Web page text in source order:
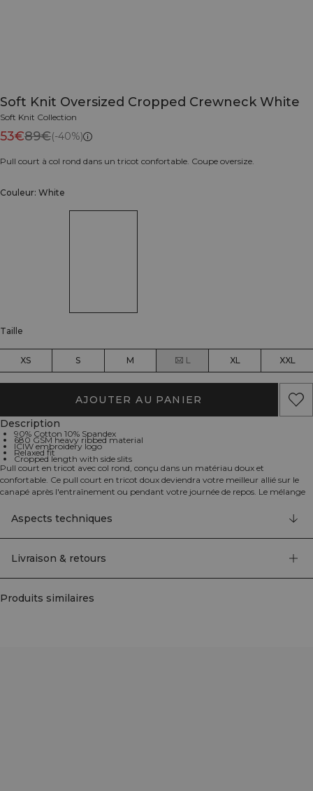
Soft Knit Oversized Cropped Crewneck White
Soft Knit Collection
53€89€(-40%)
Pull court à col rond dans un tricot confortable. Coupe oversize.
Couleur: White
Taille
XS S M L XL XXL
AJOUTER AU PANIER
Description
90% Cotton 10% Spandex
680 GSM heavy ribbed material
ICIW embroidery logo
Relaxed fit
Cropped length with side slits
Pull court en tricot avec col rond, conçu dans un matériau doux et
confortable. Ce pull court en tricot doux deviendra votre meilleur allié sur le
canapé après l'entraînement ou pendant votre journée de repos. Le mélange
poignets côtelés et une coupe décontractée avec épaules tombantes. Nous
recommandons de ranger le vêtement plié à plat pour qu'il conserve sa forme.
90% Coton, 10% Elastan.
Aspects techniques
Livraison & retours
Produits similaires